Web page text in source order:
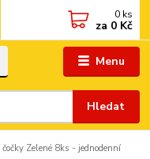
Menu
Hledat
0 ks
za 0 Kč
Zelené 8ks - jednodenní